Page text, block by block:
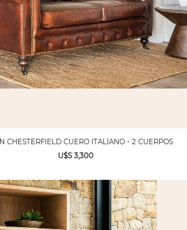
CHESTERFIELD CUERO ITALIANO - 2 CUERPOS
U$S 3,300